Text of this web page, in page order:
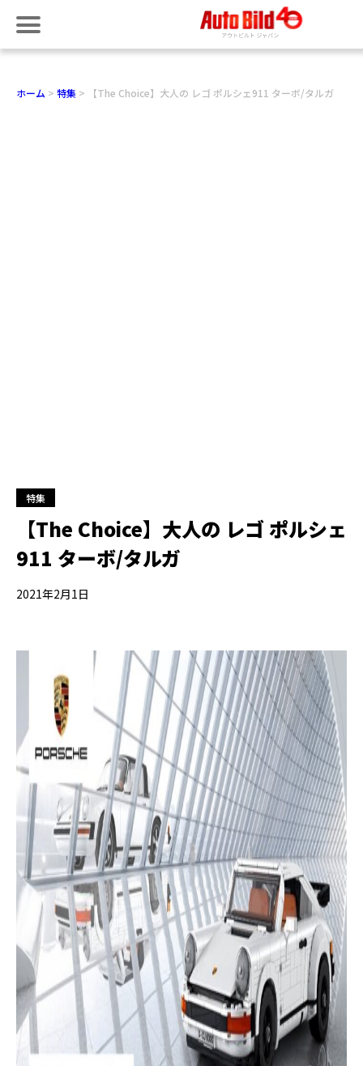
ホーム 特集 【The Choice】大人の レゴ ポルシェ911 ターボ/タルガ
特集
【The Choice】大人の レゴ ポルシェ
911 ターボ/タルガ
2021年2月1日